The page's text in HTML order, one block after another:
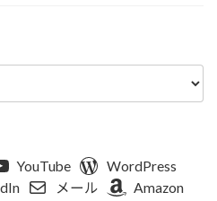
YouTube
WordPress
メール Amazon